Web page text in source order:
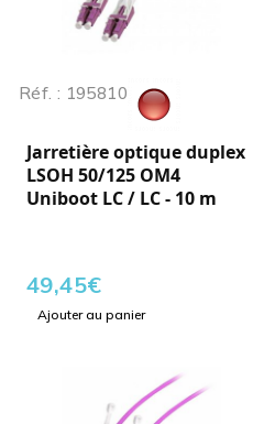
Réf. : 195810
Jarretière optique duplex
LSOH 50/125 OM4
Uniboot LC / LC - 10 m
49,45€
Ajouter au panier